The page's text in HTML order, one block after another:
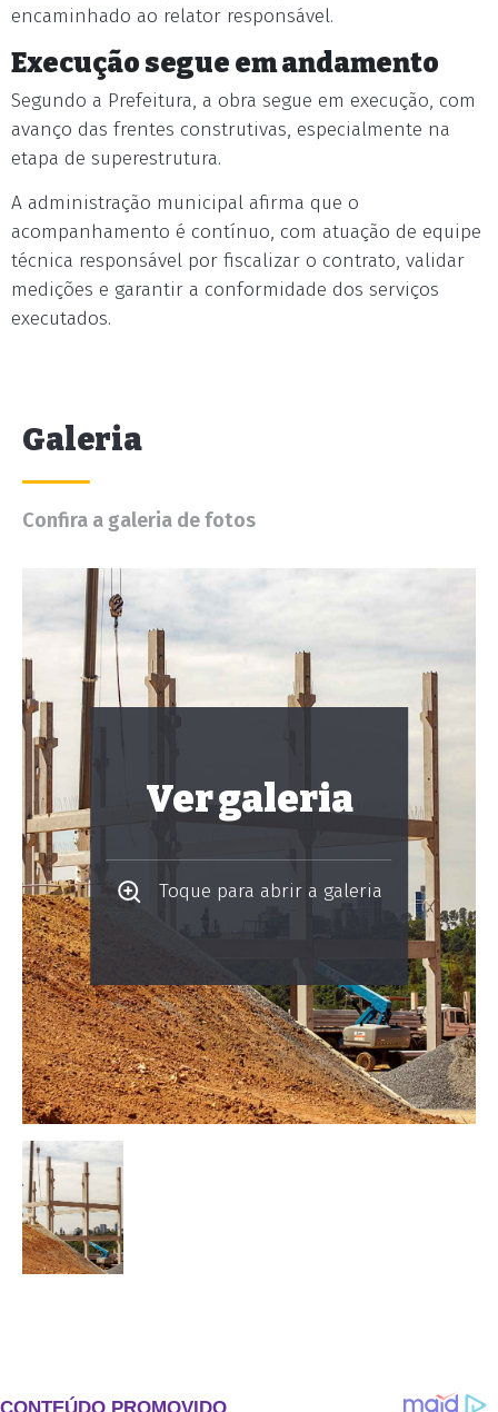
encaminhado ao relator responsável.
Execução segue em andamento
Segundo a Prefeitura, a obra segue em execução, com
avanço das frentes construtivas, especialmente na
etapa de superestrutura.
A administração municipal afirma que o
acompanhamento é contínuo, com atuação de equipe
técnica responsável por fiscalizar o contrato, validar
medições e garantir a conformidade dos serviços
executados.
Galeria
Confira a galeria de fotos
Ver galeria
Toque para abrir a galeria